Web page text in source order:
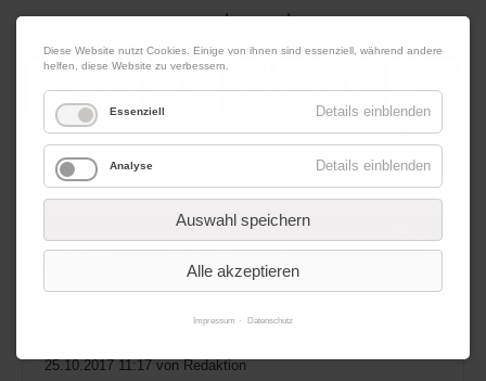
10. August 2026 Impressum|Kontakt|Datenschutz
Werbung
25.10.2017 11:17 von Redaktion
Diese Website nutzt Cookies. Einige von ihnen sind essenziell, während andere
helfen, diese Website zu verbessern.
Essenziell Details einblenden
Analyse Details einblenden
Auswahl speichern
Alle akzeptieren
Impressum Datenschutz